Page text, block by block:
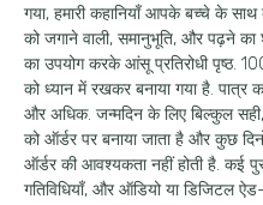
गया, हमारी कहानियाँ आपके बच्चे के
को जगाने वाली, समानुभूति, और पढ़ने का
का उपयोग करके आंसू प्रतिरोधी पृष्ठ.
को ध्यान में रखकर बनाया गया है. पात्र
और अधिक. जन्मदिन के लिए बिल्कुल सही,
को ऑर्डर पर बनाया जाता है और कुछ
ऑर्डर की आवश्यकता नहीं होती है. कई
गतिविधियाँ, और ऑडियो या डिजिटल